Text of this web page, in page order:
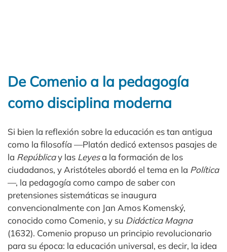
De Comenio a la pedagogía
como disciplina moderna
Si bien la reflexión sobre la educación es tan antigua
como la filosofía —Platón dedicó extensos pasajes de
la Repúblicay las Leyesa la formación de los
ciudadanos, y Aristóteles abordó el tema en la Política
—, la pedagogía como campo de saber con
pretensiones sistemáticas se inaugura
convencionalmente con Jan Amos Komenský,
conocido como Comenio, y su Didáctica Magna
(1632). Comenio propuso un principio revolucionario
para su época: la educación universal, es decir, la idea